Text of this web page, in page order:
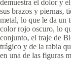
demuestra el dolor y
sus brazos y piernas,
metal, lo que le da un
color rojo oscuro, lo
conjunto, el traje de
trágico y de la rabia
en una de las figuras